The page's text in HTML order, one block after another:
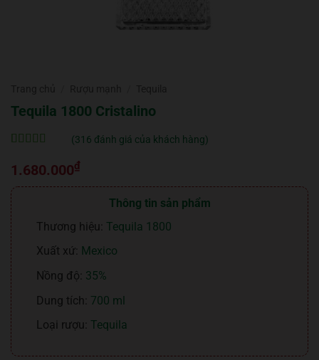
Tequila 1800 Cristalino
trênđánh
giá
(316 đánh giá của khách hàng)
1.680.000₫
Thông tin sản phẩm
Thương hiệu: Tequila 1800
Xuất xứ: Mexico
Nồng độ: 35%
Dung tích: 700 ml
Loại rượu: Tequila